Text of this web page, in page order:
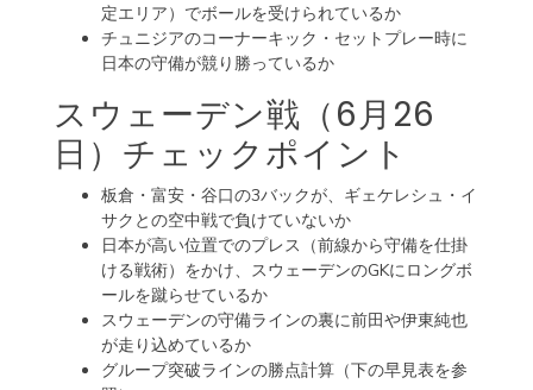
定エリア）でボールを受けられているか
チュニジアのコーナーキック・セットプレー時に
日本の守備が競り勝っているか
スウェーデン戦（6月26
日）チェックポイント
板倉・富安・谷口の3バックが、ギェケレシュ・イ
サクとの空中戦で負けていないか
日本が高い位置でのプレス（前線から守備を仕掛
ける戦術）をかけ、スウェーデンのGKにロングボ
ールを蹴らせているか
スウェーデンの守備ラインの裏に前田や伊東純也
が走り込めているか
グループ突破ラインの勝点計算（下の早見表を参